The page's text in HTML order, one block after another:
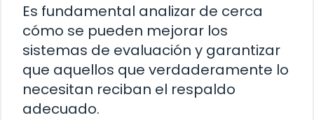
Es fundamental analizar de cerca
cómo se pueden mejorar los
sistemas de evaluación y garantizar
que aquellos que verdaderamente lo
necesitan reciban el respaldo
adecuado.